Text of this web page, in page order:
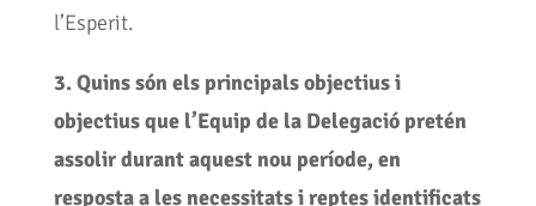
l’Esperit.
3. Quins són els principals objectius i
objectius que l’Equip de la Delegació pretén
assolir durant aquest nou període, en
resposta a les necessitats i reptes identificats